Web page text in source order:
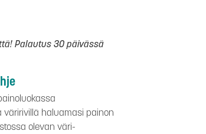
Palautus 30 päivässä
väririvillä haluamasi painon
olevan väri-